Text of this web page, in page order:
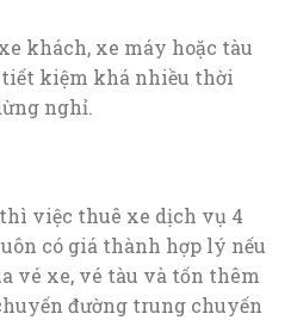
khách, xe máy hoặc tàu
kiệm khá nhiều thời
nghỉ.
việc thuê xe dịch vụ 4
có giá thành hợp lý nếu
vé xe, vé tàu và tốn thêm
đường trung chuyến